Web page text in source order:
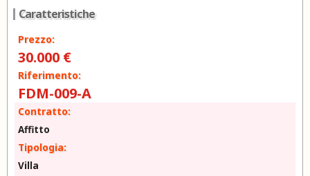
Caratteristiche
Prezzo:
30.000 €
Riferimento:
FDM-009-A
Contratto:
Affitto
Tipologia:
Villa